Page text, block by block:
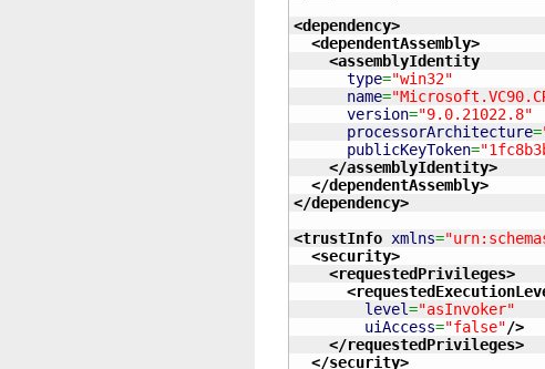
<dependency>
<dependentAssembly>
<assemblyIdentity
type="win32"
name=
version="9.0.21022.8"
processorArchitecture=
publicKeyToken=
</assemblyIdentity>
</dependentAssembly>
</dependency>
<trustInfo xmlns=
<security>
<requestedPrivileges>
level="asInvoker"
uiAccess="false"/>
</requestedPrivileges>
</security>